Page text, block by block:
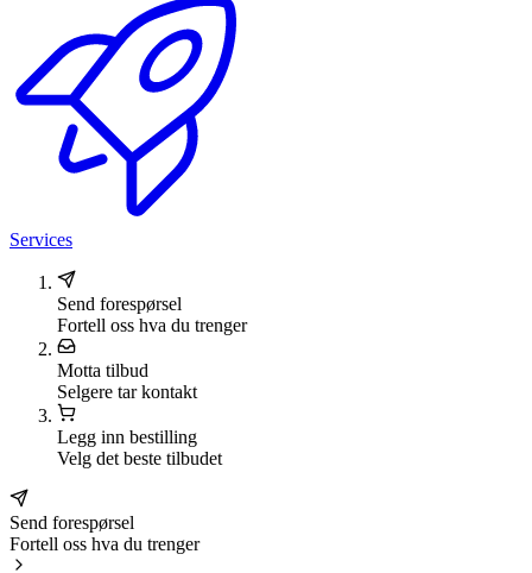
Services
Send forespørsel
Fortell oss hva du trenger
Motta tilbud
Selgere tar kontakt
Legg inn bestilling
Velg det beste tilbudet
Send forespørsel
Fortell oss hva du trenger